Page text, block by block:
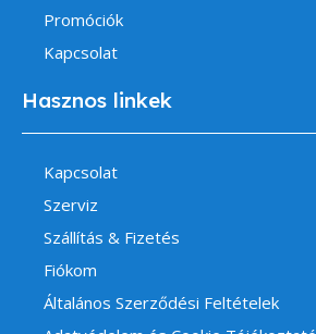
Promóciók
Kapcsolat
Hasznos linkek
Kapcsolat
Szerviz
Szállítás & Fizetés
Fiókom
Általános Szerződési Feltételek